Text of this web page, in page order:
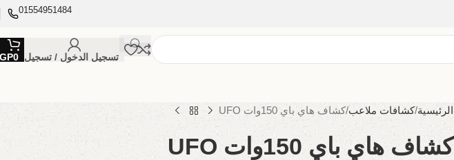
01554951484
تسجيل الدخول / تسجيل 0
الرئيسية كشافات ملاعب كشاف هاي باي 150وات UFO
كشاف هاي باي 150وات UFO